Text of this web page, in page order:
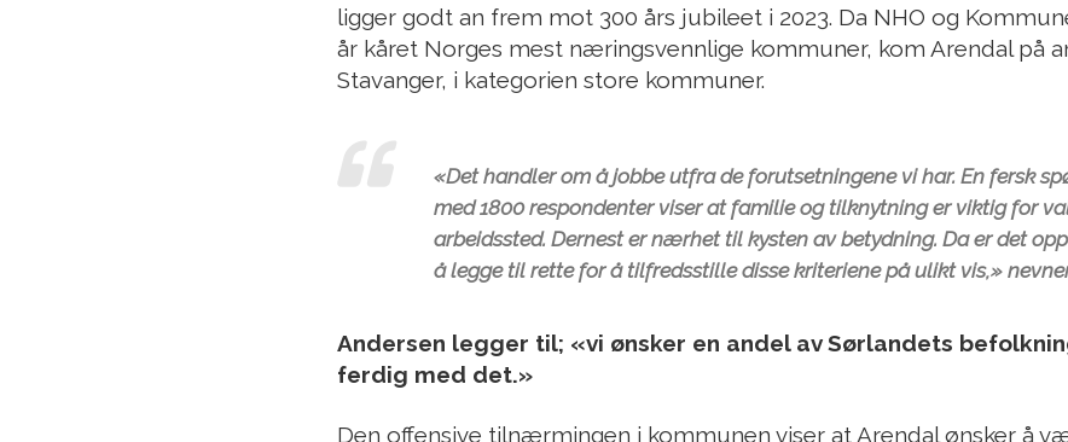
ligger godt an frem mot 300 års jubileet i 2023. Da NHO og
år kåret Norges mest næringsvennlige kommuner, kom Arendal på
Stavanger, i kategorien store kommuner.
«Det handler om å jobbe utfra de forutsetningene vi har. En fersk
med 1800 respondenter viser at familie og tilknytning er viktig for
arbeidssted. Dernest er nærhet til kysten av betydning. Da er det
å legge til rette for å tilfredsstille disse kriteriene på ulikt vis,»
Andersen legger til; «vi ønsker en andel av Sørlandets
ferdig med det.»
Den offensive tilnærmingen i kommunen viser at Arendal ønsker å